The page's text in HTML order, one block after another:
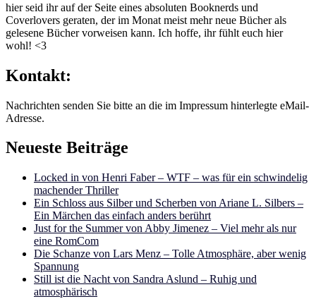
hier seid ihr auf der Seite eines absoluten Booknerds und
Coverlovers geraten, der im Monat meist mehr neue Bücher als
gelesene Bücher vorweisen kann. Ich hoffe, ihr fühlt euch hier
wohl! <3
Kontakt:
Nachrichten senden Sie bitte an die im Impressum hinterlegte eMail-
Adresse.
Neueste Beiträge
Locked in von Henri Faber – WTF – was für ein schwindelig
machender Thriller
Ein Schloss aus Silber und Scherben von Ariane L. Silbers –
Ein Märchen das einfach anders berührt
Just for the Summer von Abby Jimenez – Viel mehr als nur
eine RomCom
Die Schanze von Lars Menz – Tolle Atmosphäre, aber wenig
Spannung
Still ist die Nacht von Sandra Aslund – Ruhig und
atmosphärisch